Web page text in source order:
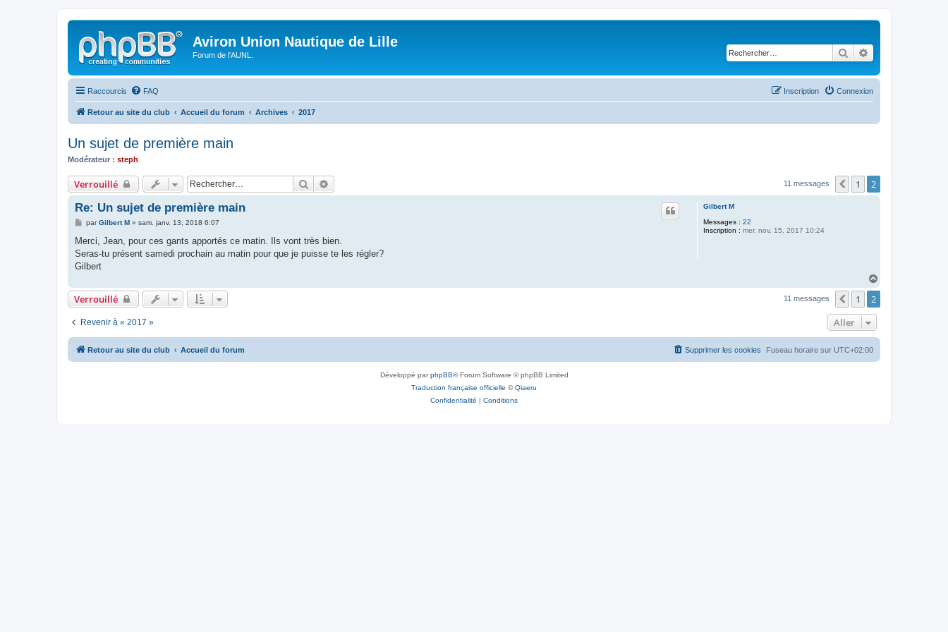
Aviron Union Nautique de Lille
Forum de l'AUNL. Rechercher
Raccourcis FAQ Connexion
Inscription
Retour au site du club Accueil du forum Archives 2017
Un sujet de première main
Modérateur : steph
Verrouillé Rechercher 11 messages Précédent
1 2
Gilbert M
Messages : 22
Inscription : mer. nov. 15, 2017 10:24
Re: Un sujet de première main
M
s
a
g
parGilbert M» sam. janv. 13, 2018 6:07
Merci, Jean, pour ces gants apportés ce matin. Ils vont très bien.
Seras-tu présent samedi prochain au matin pour que je puisse te les régler?
Gilbert
t
Verrouillé 11 messages Précédent
1 2
Revenir à « 2017 » Aller
Retour au site du club Accueil du forum Fuseau horaire sur UTC+02:00
Supprimer les cookies
Développé parphpBB® Forum Software © phpBB Limited
Traduction française officielle ©Qiaeru
Confidentialité | Conditions